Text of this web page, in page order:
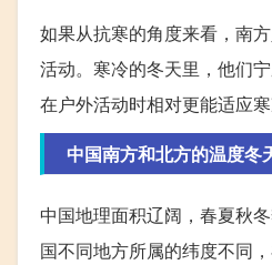
如果从抗寒的角度来看，南
活动。寒冷的冬天里，他们
在户外活动时相对更能适应
中国南方和北方的温度冬
中国地理面积辽阔，春夏秋
国不同地方所属的纬度不同